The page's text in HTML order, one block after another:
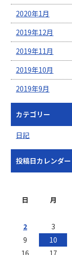
2020年1月
2019年12月
2019年11月
2019年10月
2019年9月
カテゴリー
日記
投稿日カレンダー
日
月
2
3
9
10
16
17